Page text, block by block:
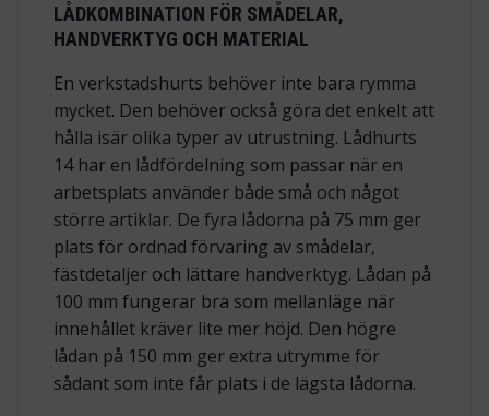
LÅDKOMBINATION FÖR SMÅDELAR,
HANDVERKTYG OCH MATERIAL
En verkstadshurts behöver inte bara rymma
mycket. Den behöver också göra det enkelt att
hålla isär olika typer av utrustning. Lådhurts
14 har en lådfördelning som passar när en
arbetsplats använder både små och något
större artiklar. De fyra lådorna på 75 mm ger
plats för ordnad förvaring av smådelar,
fästdetaljer och lättare handverktyg. Lådan på
100 mm fungerar bra som mellanläge när
innehållet kräver lite mer höjd. Den högre
lådan på 150 mm ger extra utrymme för
sådant som inte får plats i de lägsta lådorna.